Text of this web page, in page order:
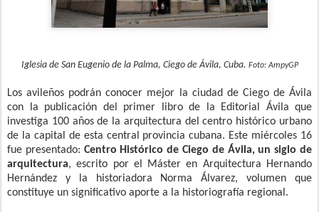
Iglesia de San Eugenio de la Palma, Ciego de Ávila, Cuba. Foto: AmpyGP
Los avileños podrán conocer mejor la ciudad de Ciego de Ávila
con la publicación del primer libro de la Editorial Ávila que
investiga 100 años de la arquitectura del centro histórico urbano
de la capital de esta central provincia cubana. Este miércoles 16
fue presentado: Centro Histórico de Ciego de Ávila, un siglo de
arquitectura, escrito por el Máster en Arquitectura Hernando
Hernández y la historiadora Norma Álvarez, volumen que
constituye un significativo aporte a la historiografía regional.